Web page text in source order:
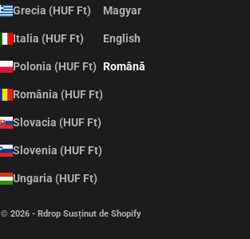
Grecia (HUF Ft)
Italia (HUF Ft)
Polonia (HUF Ft)
România (HUF Ft)
Slovacia (HUF Ft)
Slovenia (HUF Ft)
Ungaria (HUF Ft)
Magyar
English
Română
© 2026 - Rdrop Susținut de Shopify